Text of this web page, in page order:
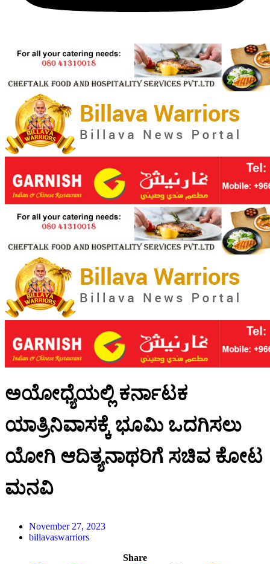
ಅಯೋಧ್ಯೆಯಲ್ಲಿ ಕರ್ನಾಟಕ
ಯಾತ್ರಿನಿವಾಸಕ್ಕೆ ಭೂಮಿ ಒದಗಿಸಲು
ಯೋಗಿ ಆದಿತ್ಯನಾಥರಿಗೆ ಸಚಿವ ಕೋಟ
ಮನವಿ
November 27, 2023
billavaswarriors
Share